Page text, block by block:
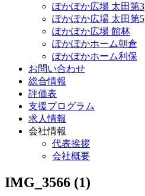
ぽかぽか広場 太田第3
ぽかぽか広場 太田第5
ぽかぽか広場 館林
ぽかぽかホーム朝倉
ぽかぽかホーム利保
お問い合わせ
総合情報
評価表
支援プログラム
求人情報
会社情報
代表挨拶
会社概要
IMG_3566 (1)